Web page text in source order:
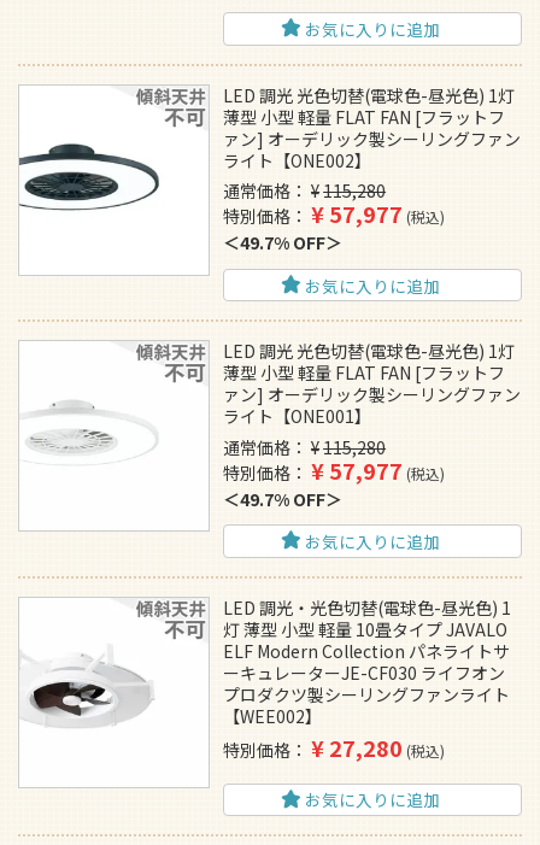
お気に入りに追加
LED 調光 光色切替(電球色-昼光色) 1灯
薄型 小型 軽量 FLAT FAN [フラットフ
ァン] オーデリック製シーリングファン
ライト【ONE002】
通常価格
¥115,280
特別価格
¥57,977 税込
49.7% OFF
お気に入りに追加
LED 調光 光色切替(電球色-昼光色) 1灯
薄型 小型 軽量 FLAT FAN [フラットフ
ァン] オーデリック製シーリングファン
ライト【ONE001】
通常価格
¥115,280
特別価格
¥57,977 税込
49.7% OFF
お気に入りに追加
LED 調光・光色切替(電球色-昼光色) 1
灯 薄型 小型 軽量 10畳タイプ JAVALO
ELF Modern Collection パネライトサ
ーキュレーターJE-CF030 ライフオン
プロダクツ製シーリングファンライト
【WEE002】
特別価格
¥27,280 税込
お気に入りに追加